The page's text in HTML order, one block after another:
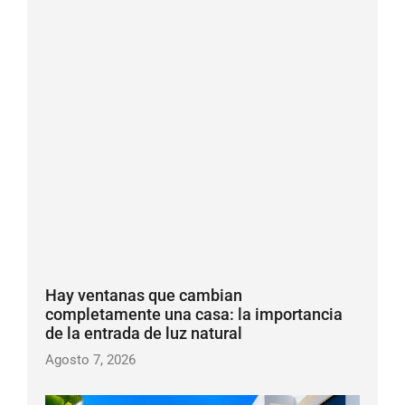
Hay ventanas que cambian
completamente una casa: la importancia
de la entrada de luz natural
Agosto 7, 2026